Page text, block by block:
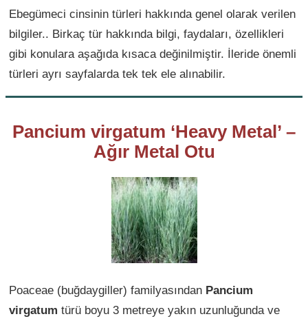
Ebegümeci cinsinin türleri hakkında genel olarak verilen
bilgiler.. Birkaç tür hakkında bilgi, faydaları, özellikleri
gibi konulara aşağıda kısaca değinilmiştir. İleride önemli
türleri ayrı sayfalarda tek tek ele alınabilir.
Pancium virgatum ‘Heavy Metal’ –
Ağır Metal Otu
Poaceae (buğdaygiller) familyasından Pancium
virgatum türü boyu 3 metreye yakın uzunluğunda ve